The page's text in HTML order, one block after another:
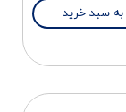
به سبد خرید